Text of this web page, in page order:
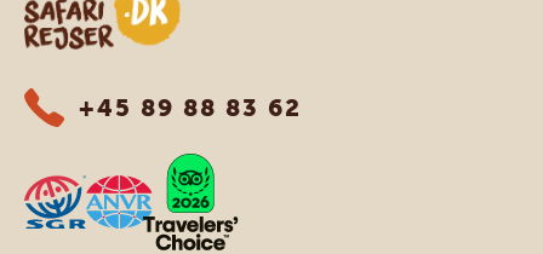
+45 89 88 83 62